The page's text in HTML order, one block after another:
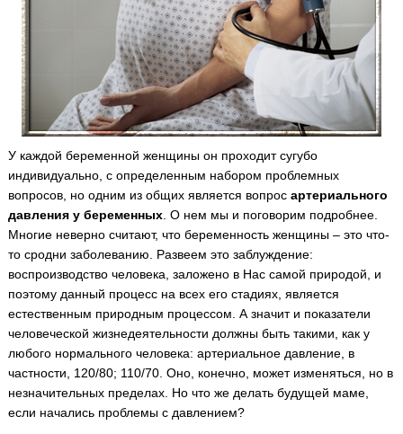
У каждой беременной женщины он проходит сугубо
индивидуально, с определенным набором проблемных
вопросов, но одним из общих является вопрос артериального
давления у беременных. О нем мы и поговорим подробнее.
Многие неверно считают, что беременность женщины – это что-
то сродни заболеванию. Развеем это заблуждение:
воспроизводство человека, заложено в Нас самой природой, и
поэтому данный процесс на всех его стадиях, является
естественным природным процессом. А значит и показатели
человеческой жизнедеятельности должны быть такими, как у
любого нормального человека: артериальное давление, в
частности, 120/80; 110/70. Оно, конечно, может изменяться, но в
незначительных пределах. Но что же делать будущей маме,
если начались проблемы с давлением?